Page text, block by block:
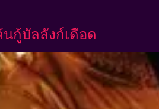
กู้บัลลังก์เดือด